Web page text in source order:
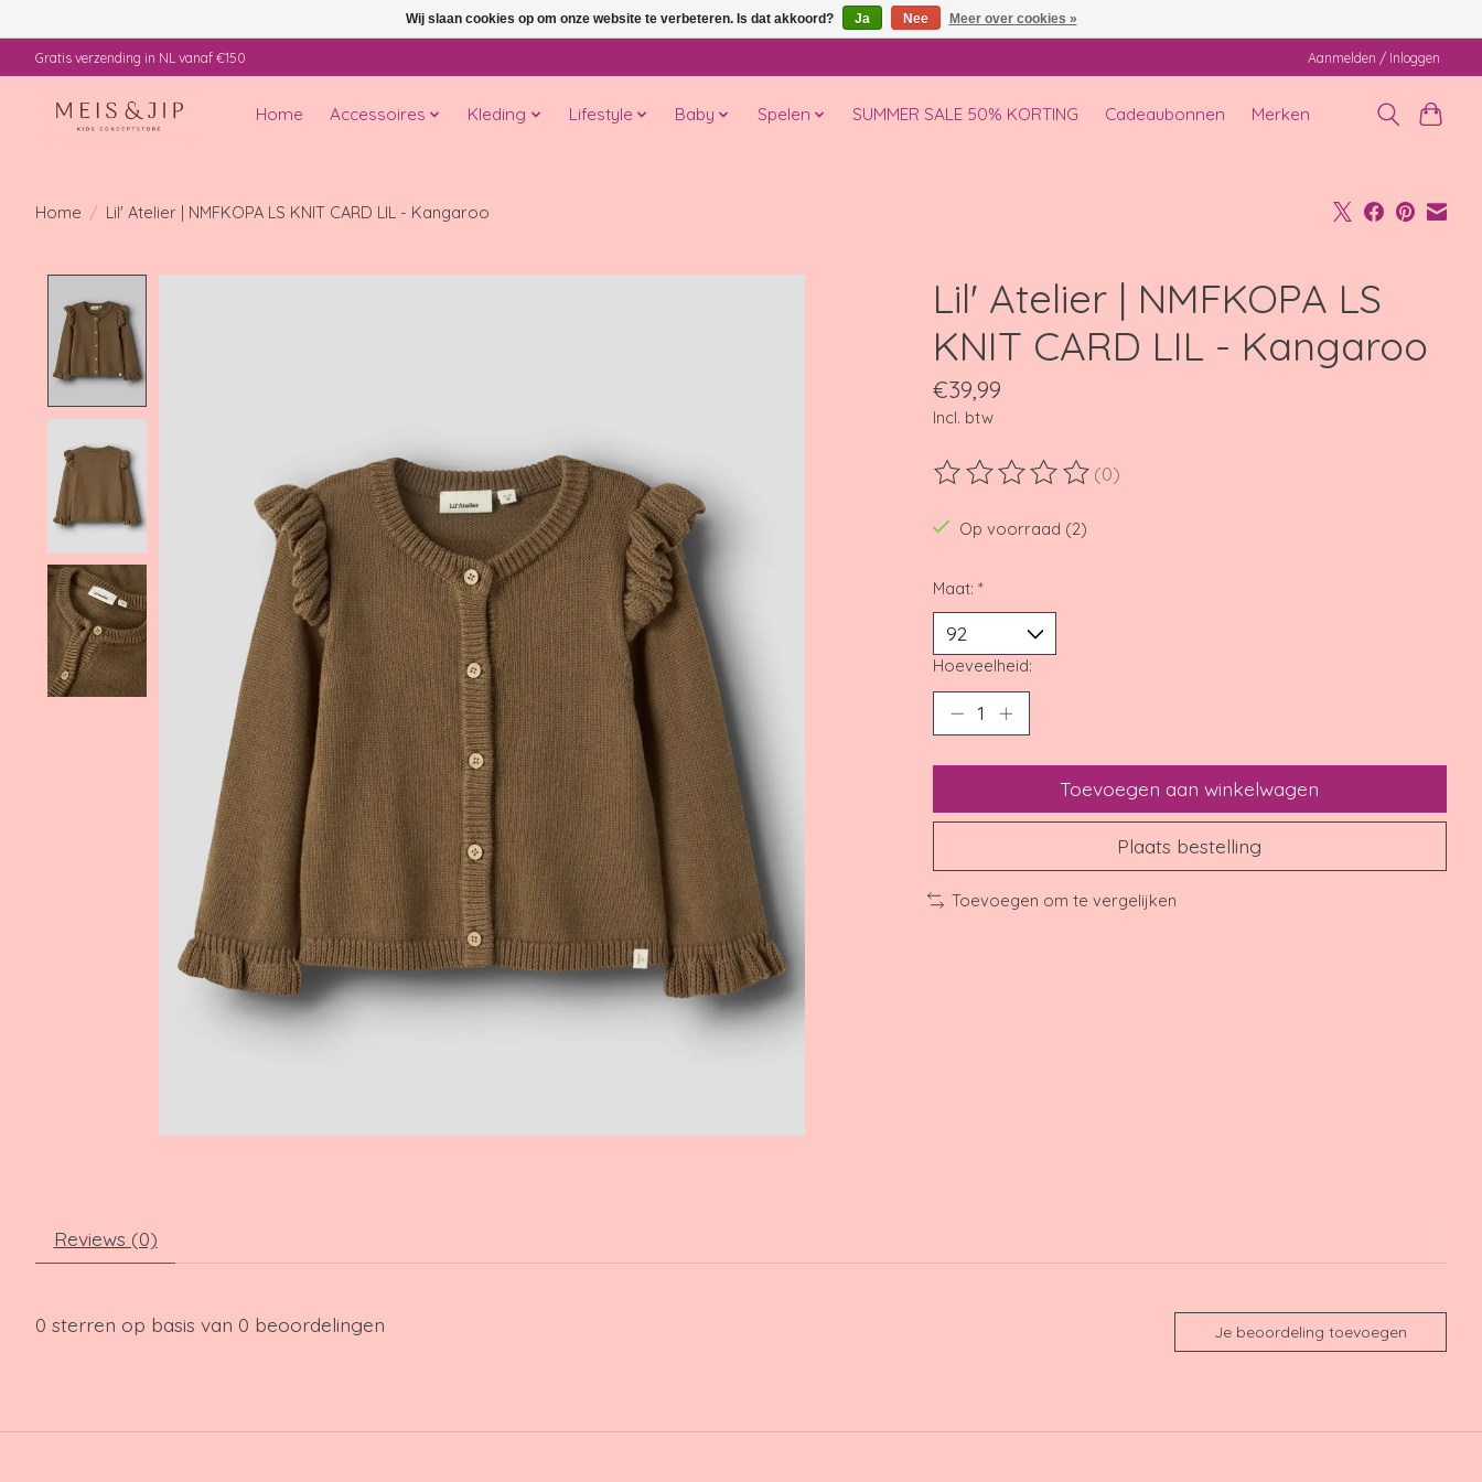
Gratis verzending in NL vanaf €150 Aanmelden / Inloggen
Home Accessoires Kleding Lifestyle Baby Spelen SUMMER SALE 50% KORTING Cadeaubonnen Merken
Home / Lil' Atelier | NMFKOPA LS KNIT CARD LIL - Kangaroo
Lil' Atelier | NMFKOPA LS
KNIT CARD LIL - Kangaroo
€39,99
Incl. btw
De beoordeling van dit product is
(0)
Op voorraad (2)
Maat: *
Hoeveelheid:
Toevoegen aan winkelwagen
Plaats bestelling
Toevoegen om te vergelijken
Reviews (0)
0 sterren op basis van 0 beoordelingen Je beoordeling toevoegen
Wij slaan cookies op om onze website te verbeteren. Is dat akkoord? Ja Nee Meer over cookies »